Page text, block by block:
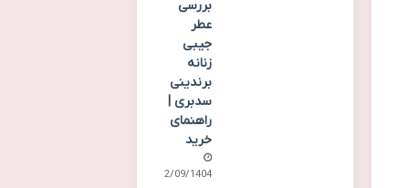
بررسی
عطر
جیبی
زنانه
برندینی
سدبری |
راهنمای
خرید
22/09/1404